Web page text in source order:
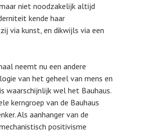
niet noodzakelijk altijd
kende haar
via kunst, en dikwijls via een
neemt nu een andere
van het geheel van mens en
waarschijnlijk wel het Bauhaus.
kerngroep van de Bauhaus
Als aanhanger van de
positivisme